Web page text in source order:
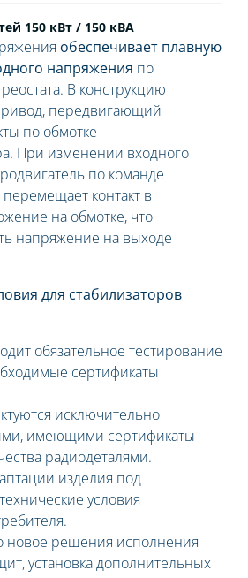
150 кВт / 150 кВА
обеспечивает плавную
напряжения по
В конструкцию
передвигающий
по обмотке
При изменении входного
по команде
контакт в
на обмотке, что
напряжение на выходе
для стабилизаторов
обязательное тестирование
сертификаты
исключительно
имеющими сертификаты
радиодеталями.
изделия под
условия
новое решения исполнения
установка дополнительных